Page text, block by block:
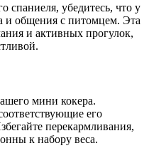
спаниеля, убедитесь, что у
и общения с питомцем. Эта
и активных прогулок,
мини кокера.
его
перекармливания,
к набору веса.